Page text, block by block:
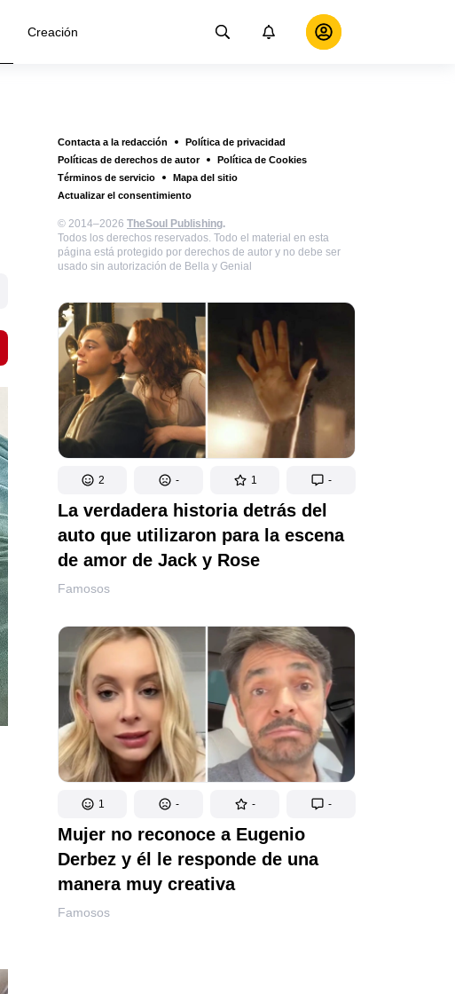
Creación
Contacta a la redacción
Política de privacidad
Políticas de derechos de autor
Política de Cookies
Términos de servicio
Mapa del sitio
Actualizar el consentimiento
© 2014–2026 TheSoul Publishing.
Todos los derechos reservados. Todo el material en esta
página está protegido por derechos de autor y no debe ser
usado sin autorización de Bella y Genial
2 - 1 -
La verdadera historia detrás del
auto que utilizaron para la escena
de amor de Jack y Rose
Famosos
1 - - -
Mujer no reconoce a Eugenio
Derbez y él le responde de una
manera muy creativa
Famosos